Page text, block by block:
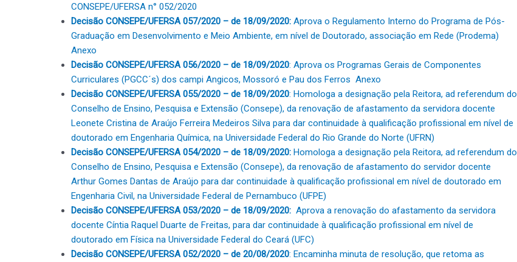
CONSEPE/UFERSA n° 052/2020
Decisão CONSEPE/UFERSA 057/2020 – de 18/09/2020: Aprova o Regulamento Interno do Programa de Pós-
Graduação em Desenvolvimento e Meio Ambiente, em nível de Doutorado, associação em Rede (Prodema)
Anexo
Decisão CONSEPE/UFERSA 056/2020 – de 18/09/2020: Aprova os Programas Gerais de Componentes
Curriculares (PGCC´s) dos campi Angicos, Mossoró e Pau dos Ferros Anexo
Decisão CONSEPE/UFERSA 055/2020 – de 18/09/2020: Homologa a designação pela Reitora, ad referendum do
Conselho de Ensino, Pesquisa e Extensão (Consepe), da renovação de afastamento da servidora docente
Leonete Cristina de Araújo Ferreira Medeiros Silva para dar continuidade à qualificação profissional em nível de
doutorado em Engenharia Química, na Universidade Federal do Rio Grande do Norte (UFRN)
Decisão CONSEPE/UFERSA 054/2020 – de 18/09/2020: Homologa a designação pela Reitora, ad referendum do
Conselho de Ensino, Pesquisa e Extensão (Consepe), da renovação de afastamento do servidor docente
Arthur Gomes Dantas de Araújo para dar continuidade à qualificação profissional em nível de doutorado em
Engenharia Civil, na Universidade Federal de Pernambuco (UFPE)
Decisão CONSEPE/UFERSA 053/2020 – de 18/09/2020: Aprova a renovação do afastamento da servidora
docente Cíntia Raquel Duarte de Freitas, para dar continuidade à qualificação profissional em nível de
doutorado em Física na Universidade Federal do Ceará (UFC)
Decisão CONSEPE/UFERSA 052/2020 – de 20/08/2020: Encaminha minuta de resolução, que retoma as